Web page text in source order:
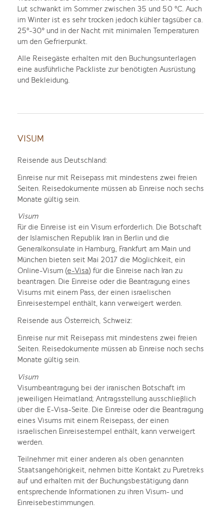
Lut schwankt im Sommer zwischen 35 und 50 °C. Auch
im Winter ist es sehr trocken jedoch kühler tagsüber ca.
25°-30° und in der Nacht mit minimalen Temperaturen
um den Gefrierpunkt.
Alle Reisegäste erhalten mit den Buchungsunterlagen
eine ausführliche Packliste zur benötigten Ausrüstung
und Bekleidung.
VISUM
Reisende aus Deutschland:
Einreise nur mit Reisepass mit mindestens zwei freien
Seiten. Reisedokumente müssen ab Einreise noch sechs
Monate gültig sein.
Visum
Für die Einreise ist ein Visum erforderlich. Die Botschaft
der Islamischen Republik Iran in Berlin und die
Generalkonsulate in Hamburg, Frankfurt am Main und
München bieten seit Mai 2017 die Möglichkeit, ein
Online-Visum (e-Visa) für die Einreise nach Iran zu
beantragen. Die Einreise oder die Beantragung eines
Visums mit einem Pass, der einen israelischen
Einreisestempel enthält, kann verweigert werden.
Reisende aus Österreich, Schweiz:
Einreise nur mit Reisepass mit mindestens zwei freien
Seiten. Reisedokumente müssen ab Einreise noch sechs
Monate gültig sein.
Visum
Visumbeantragung bei der iranischen Botschaft im
jeweiligen Heimatland; Antragsstellung ausschließlich
über die E-Visa-Seite. Die Einreise oder die Beantragung
eines Visums mit einem Reisepass, der einen
israelischen Einreisestempel enthält, kann verweigert
werden.
Teilnehmer mit einer anderen als oben genannten
Staatsangehörigkeit, nehmen bitte Kontakt zu Puretreks
auf und erhalten mit der Buchungsbestätigung dann
entsprechende Informationen zu ihren Visum- und
Einreisebestimmungen.